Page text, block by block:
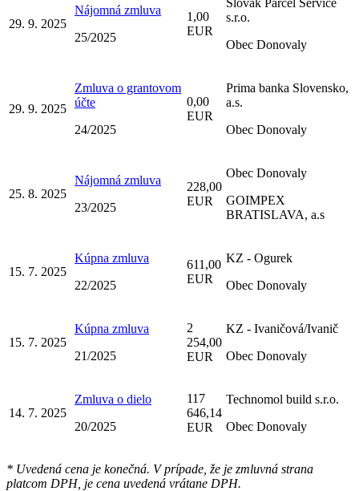
29. 9. 2025
Nájomná zmluva
25/2025
1,00
EUR
s.r.o.
Obec Donovaly
29. 9. 2025
Zmluva o grantovom
účte
24/2025
0,00
EUR
Prima banka Slovensko,
a.s.
Obec Donovaly
25. 8. 2025
Nájomná zmluva
23/2025
228,00
EUR
Obec Donovaly
GOIMPEX
BRATISLAVA, a.s
15. 7. 2025
Kúpna zmluva
22/2025
611,00
EUR
KZ - Ogurek
Obec Donovaly
15. 7. 2025
Kúpna zmluva
21/2025
2
254,00
EUR
KZ - Ivaničová/Ivanič
Obec Donovaly
14. 7. 2025
Zmluva o dielo
20/2025
117
646,14
EUR
Technomol build s.r.o.
Obec Donovaly
* Uvedená cena je konečná. V prípade, že je zmluvná strana
platcom DPH, je cena uvedená vrátane DPH.